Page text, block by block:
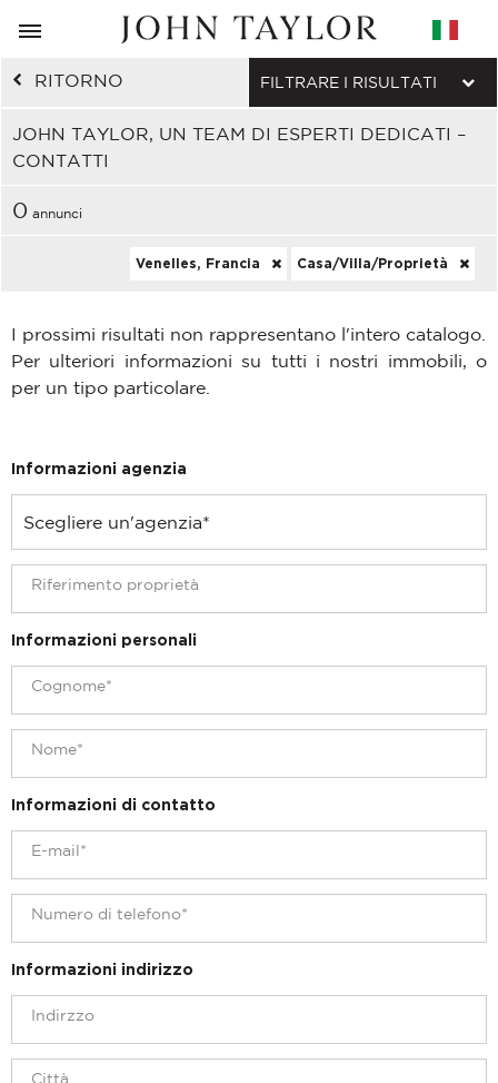
RITORNO
JOHN TAYLOR, UN TEAM DI ESPERTI DEDICATI –
CONTATTI
FILTRARE I RISULTATI
0 annunci
Venelles, Francia Casa/Villa/Proprietà
I prossimi risultati non rappresentano l'intero catalogo.
Per ulteriori informazioni su tutti i nostri immobili, o
per un tipo particolare.
Informazioni agenzia
Informazioni personali
Informazioni di contatto
Informazioni indirizzo